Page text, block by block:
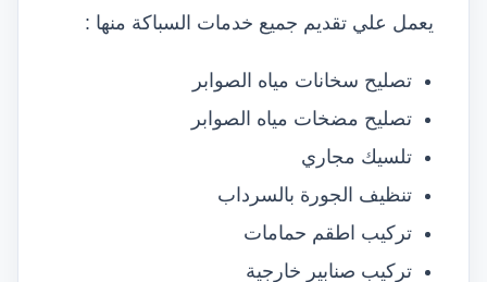
يعمل علي تقديم جميع خدمات السباكة منها :
تصليح سخانات مياه الصوابر
تصليح مضخات مياه الصوابر
تلسيك مجاري
تنظيف الجورة بالسرداب
تركيب اطقم حمامات
تركيب صنابير خارجية